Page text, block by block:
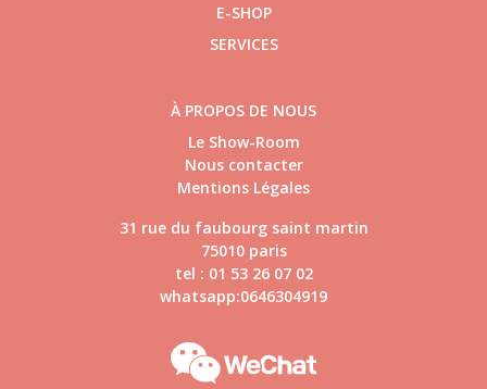
E-SHOP
SERVICES
À PROPOS DE NOUS
Le Show-Room
Nous contacter
Mentions Légales
31 rue du faubourg saint martin
75010 paris
tel : 01 53 26 07 02
whatsapp:0646304919